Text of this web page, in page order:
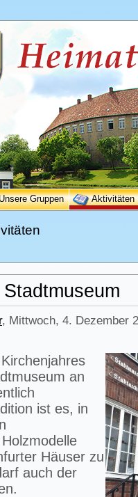
Gruppen Aktivitäten
, Mittwoch, 4. Dezember
an
ist es, in
Häuser zu
auch der